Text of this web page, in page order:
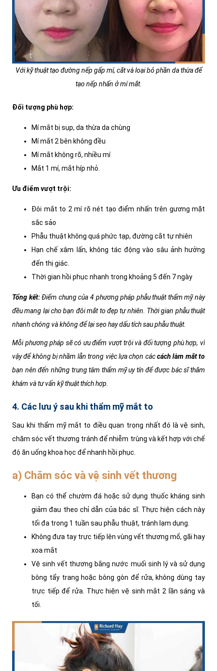
Với kỹ thuật tạo đường nếp gấp mí, cắt và loại bỏ phần da thừa để
tạo nếp nhấn ở mí mắt.
Đối tượng phù hợp:
Mí mắt bị sụp, da thừa da chùng
Mí mắt 2 bên không đều
Mí mắt không rõ, nhiều mí
Mắt 1 mí, mắt híp nhỏ.
Ưu điểm vượt trội:
Đôi mắt to 2 mí rõ nét tạo điểm nhấn trên gương mặt
sắc sảo
Phẫu thuật không quá phức tạp, đường cắt tự nhiên
Hạn chế xâm lấn, không tác động vào sâu ảnh hưởng
đến thị giác.
Thời gian hồi phục nhanh trong khoảng 5 đến 7 ngày
Tổng kết:Điểm chung của 4 phương pháp phẫu thuật thẩm mỹ này
đều mang lại cho bạn đôi mắt to đẹp tự nhiên. Thời gian phẫu thuật
nhanh chóng và không để lại sẹo hay dấu tích sau phẫu thuật.
Mỗi phương pháp sẽ có ưu điểm vượt trội và đối tượng phù hợp, vì
vậy để không bị nhầm lẫn trong việc lựa chọn cáccách làm mắt to
bạn nên đến những trung tâm thẩm mỹ uy tín để được bác sĩ thăm
khám và tư vấn kỹ thuật thích hợp.
4. Các lưu ý sau khi thẩm mỹ mắt to
Sau khi thẩm mỹ mắt to điều quan trọng nhất đó là vệ sinh,
chăm sóc vết thương tránh để nhiễm trùng và kết hợp với chế
độ ăn uống khoa học để nhanh hồi phục.
a) Chăm sóc và vệ sinh vết thương
Bạn có thể chườm đá hoặc sử dụng thuốc kháng sinh
giảm đau theo chỉ dẫn của bác sĩ. Thực hiện cách này
tối đa trong 1 tuần sau phẫu thuật, tránh lạm dụng.
Không đưa tay trực tiếp lên vùng vết thương mổ, gãi hay
xoa mắt
Vệ sinh vết thương bằng nước muối sinh lý và sử dụng
bông tẩy trang hoặc bông gòn để rửa, không dùng tay
trực tiếp để rửa. Thực hiện vệ sinh mắt 2 lần sáng và
tối.